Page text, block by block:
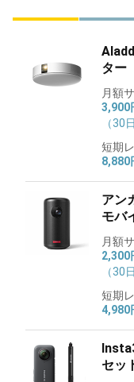
ター
月額
3,900
（30
短期
8,880
アン
モバ
月額
2,300
（30
短期
4,980
セッ